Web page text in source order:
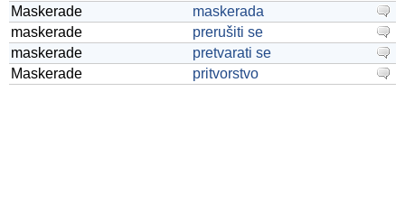
Maskerade
maskerada
maskerade
prerušiti se
maskerade
pretvarati se
Maskerade
pritvorstvo